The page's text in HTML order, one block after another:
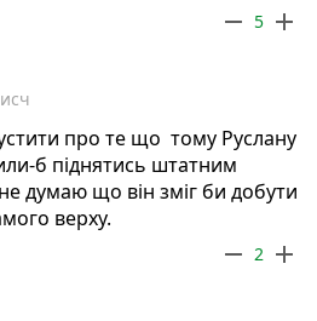
remove 5 add
про те що тому Руслану
б піднятись штатним
думаю що він зміг би добути
верху.
remove 2 add